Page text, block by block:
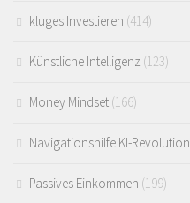
kluges Investieren (414)
Künstliche Intelligenz (123)
Money Mindset (166)
Navigationshilfe KI-Revolution
Passives Einkommen (199)